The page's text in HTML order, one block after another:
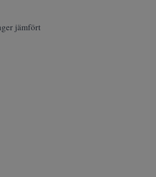
jämfört